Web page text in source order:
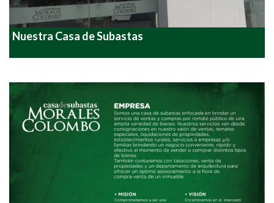
Nuestra Casa de Subastas